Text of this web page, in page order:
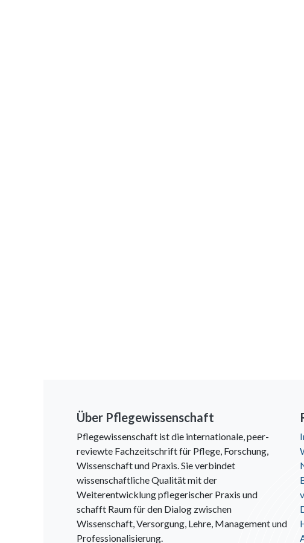
Über Pflegewissenschaft
Pflegewissenschaft ist die internationale, peer-
reviewte Fachzeitschrift für Pflege, Forschung,
Wissenschaft und Praxis. Sie verbindet
wissenschaftliche Qualität mit der
Weiterentwicklung pflegerischer Praxis und
schafft Raum für den Dialog zwischen
Wissenschaft, Versorgung, Lehre, Management und
Professionalisierung.